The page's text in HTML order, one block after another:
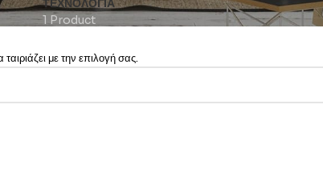
ΤΕΧΝΟΛΟΓΊΑ
1 Product
με την επιλογή σας.